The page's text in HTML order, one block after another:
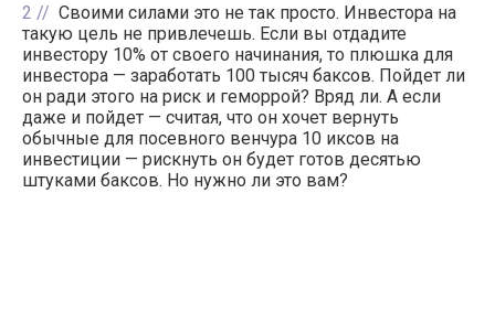
2
Своими силами это не так просто. Инвестора на
такую цель не привлечешь. Если вы отдадите
инвестору 10% от своего начинания, то плюшка для
инвестора — заработать 100 тысяч баксов. Пойдет ли
он ради этого на риск и геморрой? Вряд ли. А если
даже и пойдет — считая, что он хочет вернуть
обычные для посевного венчура 10 иксов на
инвестиции — рискнуть он будет готов десятью
штуками баксов. Но нужно ли это вам?